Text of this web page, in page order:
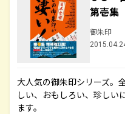
第壱集
御朱印
大人気の御朱印シリーズ。
しい、おもしろい、珍しい
ます。